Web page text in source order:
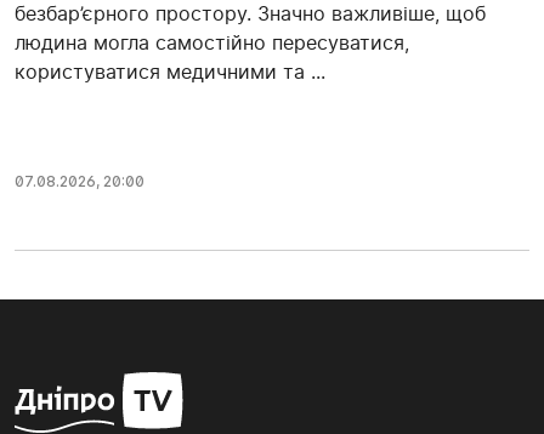
безбар’єрного простору. Значно важливіше, щоб
людина могла самостійно пересуватися,
користуватися медичними та ...
07.08.2026, 20:00